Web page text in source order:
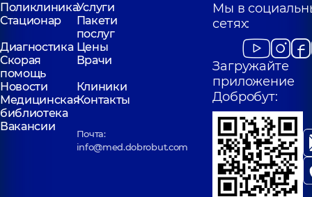
ПоликлиникаУслуги
Стационар
Пакети
послуг
Диагностика Цены
Скорая
помощь
Врачи
Новости
Клиники
Медицинская
библиотека
Контакты
Вакансии
Почта:
info@med.dobrobut.com
Мы в
сетях:
Загружайте
приложение
Добробут: